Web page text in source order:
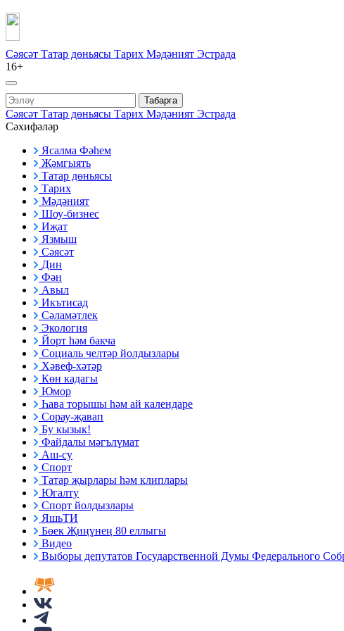
Сәясәт Татар дөньясы Тарих Мәдәният Эстрада
16+
Табарга
Сәясәт Татар дөньясы Тарих Мәдәният Эстрада
Сәхифәләр
Ясалма Фәһем
Җәмгыять
Татар дөньясы
Тарих
Мәдәният
Шоу-бизнес
Иҗат
Язмыш
Сәясәт
Дин
Фән
Авыл
Икътисад
Сәламәтлек
Экология
Йорт һәм бакча
Социаль челтәр йолдызлары
Хәвеф-хәтәр
Көн кадагы
Юмор
Һава торышы һәм ай календаре
Сорау-җавап
Бу кызык!
Файдалы мәгълүмат
Аш-су
Спорт
Татар җырлары һәм клиплары
Югалту
Спорт йолдызлары
ЯшьТИ
Бөек Җиңүнең 80 еллыгы
Видео
Выборы депутатов Государственной Думы Федерального